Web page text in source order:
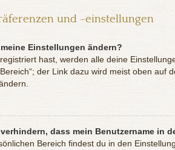
und -einstellungen
Einstellungen ändern?
hast, werden alle deine
Bereich“; der Link dazu wird meist oben
dass mein Benutzername in
Bereich findest du in den